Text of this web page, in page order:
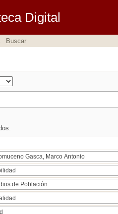
Digital
Buscar